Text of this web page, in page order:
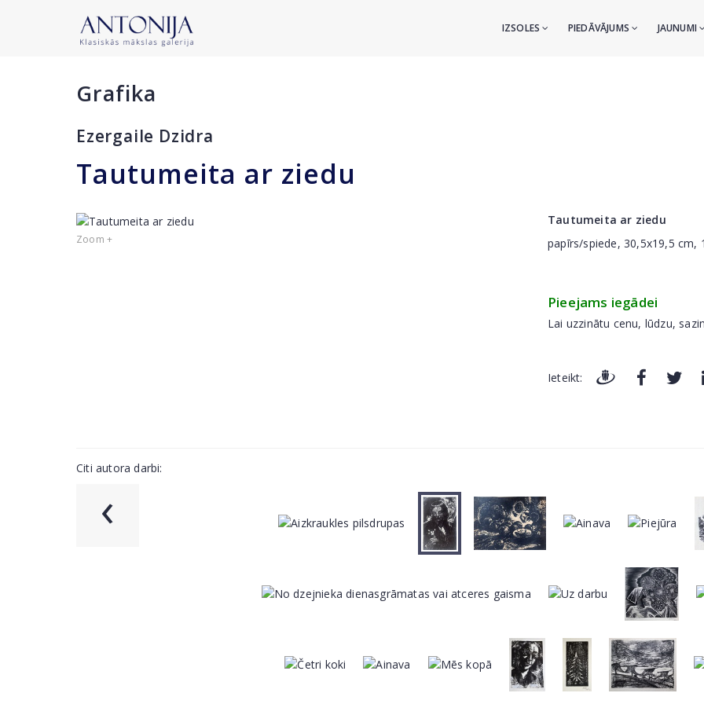
IZSOLES PIEDĀVĀJUMS JAUNUMI
Grafika
Ezergaile Dzidra
Tautumeita ar ziedu
Zoom +
Tautumeita ar ziedu
papīrs/spiede, 30,5x19,5 cm,
Pieejams iegādei
Lai uzzinātu cenu, lūdzu,
Ieteikt:
Citi autora darbi:
‹